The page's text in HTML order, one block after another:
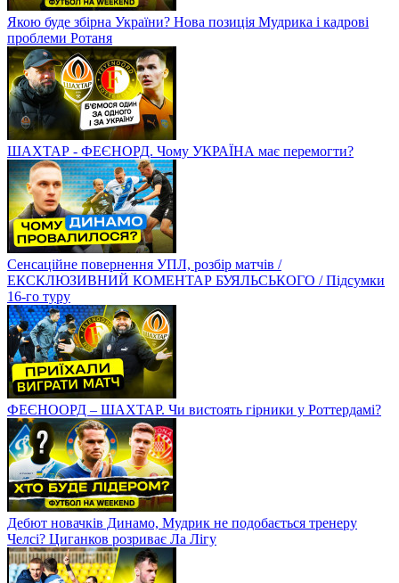
Якою буде збірна України? Нова позиція Мудрика і кадрові
проблеми Ротаня
ШАХТАР - ФЕЄНОРД. Чому УКРАЇНА має перемогти?
Сенсаційне повернення УПЛ, розбір матчів /
ЕКСКЛЮЗИВНИЙ КОМЕНТАР БУЯЛЬСЬКОГО / Підсумки
16-го туру
ФЕЄНООРД – ШАХТАР. Чи вистоять гірники у Роттердамі?
Дебют новачків Динамо, Мудрик не подобається тренеру
Челсі? Циганков розриває Ла Лігу